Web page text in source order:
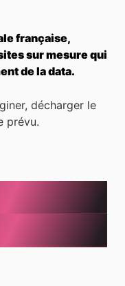
française,
sur mesure qui
de la data.
décharger le
prévu.